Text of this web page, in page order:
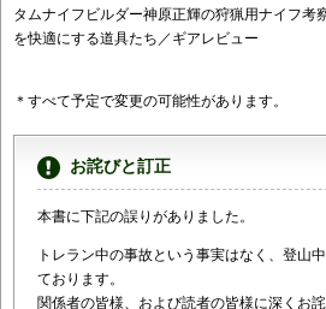
タムナイフビルダー神原正輝の狩猟用ナイフ
を快適にする道具たち／ギアレビュー
＊すべて予定で変更の可能性があります。
お詫びと訂正
本書に下記の誤りがありました。
トレラン中の事故という事実はなく、登山
ております。
関係者の皆様、および読者の皆様に深くお